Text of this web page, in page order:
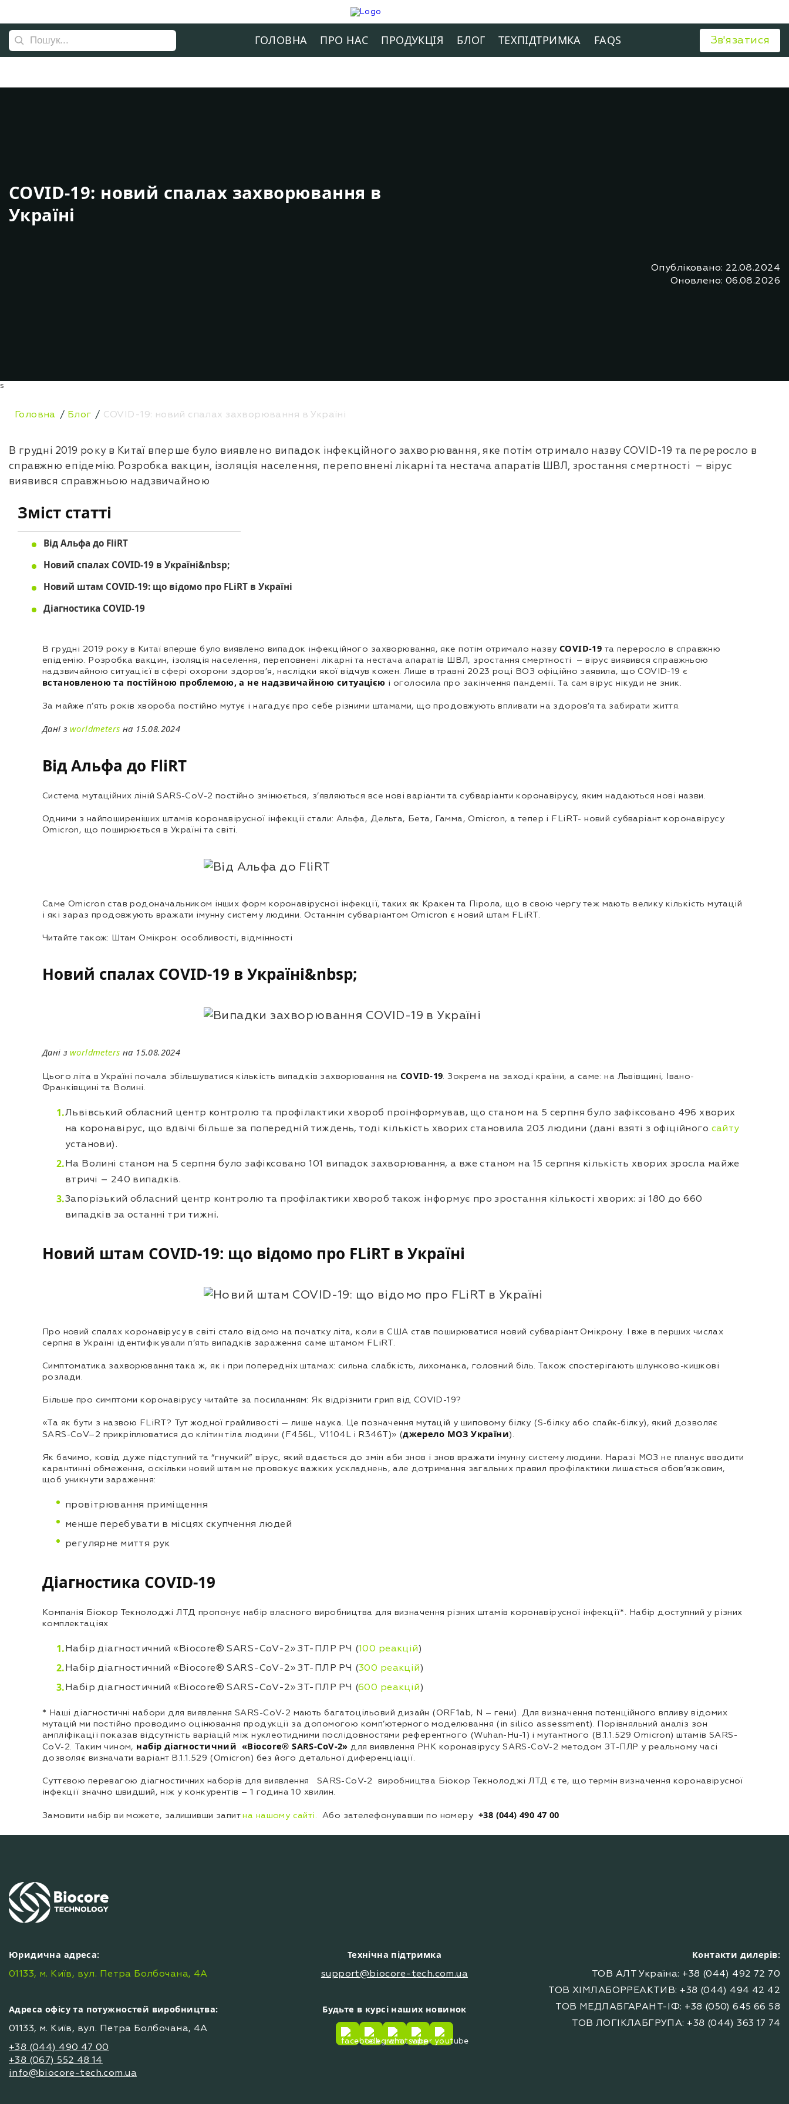
ГОЛОВНА ПРО НАС ПРОДУКЦIЯ БЛОГ ТЕХПІДТРИМКА FAQS Зв'язатися
COVID-19: новий спалах захворювання в
Україні
Опубліковано: 22.08.2024
Оновлено: 06.08.2026
s
Головна Блог COVID-19: новий спалах захворювання в Україні
В грудні 2019 року в Китаї вперше було виявлено випадок інфекційного захворювання, яке потім отримало назву COVID-19 та переросло в
справжню епідемію. Розробка вакцин, ізоляція населення, переповнені лікарні та нестача апаратів ШВЛ, зростання смертності – вірус
виявився справжньою надзвичайною
Зміст статті
Від Альфа до FliRT
Новий спалах COVID-19 в Україні&nbsp;
Новий штам COVID-19: що відомо про FLiRT в Україні
Діагностика COVID-19
В грудні 2019 року в Китаї вперше було виявлено випадок інфекційного захворювання, яке потім отримало назву COVID-19 та переросло в справжню
епідемію. Розробка вакцин, ізоляція населення, переповнені лікарні та нестача апаратів ШВЛ, зростання смертності – вірус виявився справжньою
надзвичайною ситуацієї в сфері охорони здоров’я, наслідки якої відчув кожен. Лише в травні 2023 році ВОЗ офіційно заявила, що COVID-19 є
встановленою та постійною проблемою, а не надзвичайною ситуацією і оголосила про закінчення пандемії. Та сам вірус нікуди не зник.
За майже п’ять років хвороба постійно мутує і нагадує про себе різними штамами, що продовжують впливати на здоров’я та забирати життя.
Дані з worldmeters на 15.08.2024
Від Альфа до FliRT
Система мутаційних ліній SARS-CoV-2 постійно змінюється, з’являються все нові варіанти та субваріанти коронавірусу, яким надаються нові назви.
Одними з найпоширеніших штамів коронавірусної інфекції стали: Альфа, Дельта, Бета, Гамма, Omicron, а тепер і FLiRT- новий субваріант коронавірусу
Omicron, що поширюється в Україні та світі.
Саме Omicron став родоначальником інших форм коронавірусної інфекції, таких як Кракен та Пірола, що в свою чергу теж мають велику кількість мутацій
і які зараз продовжують вражати імунну систему людини. Останнім субваріантом Omicron є новий штам FLiRT.
Читайте також: Штам Омікрон: особливості, відмінності
Новий спалах COVID-19 в Україні&nbsp;
Дані з worldmeters на 15.08.2024
Цього літа в Україні почала збільшуватися кількість випадків захворювання на COVID-19. Зокрема на заході країни, а саме: на Львівщині, Івано-
Франківщині та Волині.
Львівський обласний центр контролю та профілактики хвороб проінформував, що станом на 5 серпня було зафіксовано 496 хворих
на коронавірус, що вдвічі більше за попередній тиждень, тоді кількість хворих становила 203 людини (дані взяті з офіційного сайту
установи).
На Волині станом на 5 серпня було зафіксовано 101 випадок захворювання, а вже станом на 15 серпня кількість хворих зросла майже
втричі – 240 випадків.
Запорізький обласний центр контролю та профілактики хвороб також інформує про зростання кількості хворих: зі 180 до 660
випадків за останні три тижні.
Новий штам COVID-19: що відомо про FLiRT в Україні
Про новий спалах коронавірусу в світі стало відомо на початку літа, коли в США став поширюватися новий субваріант Омікрону. І вже в перших числах
серпня в Україні ідентифікували п’ять випадків зараження саме штамом FLiRT.
Симптоматика захворювання така ж, як і при попередніх штамах: сильна слабкість, лихоманка, головний біль. Також спостерігають шлунково-кишкові
розлади.
Більше про симптоми коронавірусу читайте за посиланням: Як відрізнити грип від COVID-19?
«Та як бути з назвою FLiRT? Тут жодної грайливості — лише наука. Це позначення мутацій у шиповому білку (S-білку або спайк-білку), який дозволяє
SARS-CoV–2 прикріплюватися до клітин тіла людини (F456L, V1104L і R346T)» (джерело МОЗ України).
Як бачимо, ковід дуже підступний та “гнучкий” вірус, який вдається до змін аби знов і знов вражати імунну систему людини. Наразі МОЗ не планує вводити
карантинні обмеження, оскільки новий штам не провокує важких ускладнень, але дотримання загальних правил профілактики лишається обов’язковим,
щоб уникнути зараження:
провітрювання приміщення
менше перебувати в місцях скупчення людей
регулярне миття рук
Діагностика COVID-19
Компанія Біокор Текнолоджі ЛТД пропонує набір власного виробництва для визначення різних штамів коронавірусної інфекції*. Набір доступний у різних
комплектаціях
Набір діагностичний «Biocore® SARS-CoV-2» ЗТ-ПЛР РЧ (100 реакцій)
Набір діагностичний «Biocore® SARS-CoV-2» ЗТ-ПЛР РЧ (300 реакцій)
Набір діагностичний «Biocore® SARS-CoV-2» ЗТ-ПЛР РЧ (600 реакцій)
* Наші діагностичні набори для виявлення SARS-CoV-2 мають багатоцільовий дизайн (ORF1ab, N – гени). Для визначення потенційного впливу відомих
мутацій ми постійно проводимо оцінювання продукції за допомогою комп’ютерного моделювання (in silico assessment). Порівняльний аналіз зон
ампліфікації показав відсутність варіацій між нуклеотидними послідовностями референтного (Wuhan-Hu-1) i мутантного (В.1.1.529 Omicron) штамів SARS-
CoV-2. Таким чином, набір діагностичний «Biocore® SARS-CoV-2» для виявлення РНК коронавірусу SARS-CoV-2 методом ЗТ-ПЛР у реальному часі
дозволяє визначати варіант В.1.1.529 (Omicron) без його детальної диференціації.
Суттєвою перевагою діагностичних наборів для виявлення SARS-CoV-2 виробництва Біокор Текнолоджі ЛТД є те, що термін визначення коронавірусної
інфекції значно швидший, ніж у конкурентів – 1 година 10 хвилин.
Замовити набір ви можете, залишивши запитна нашому сайті. Або зателефонувавши по номеру +38 (044) 490 47 00
Юридична адреса:
01133, м. Київ, вул. Петра Болбочана, 4А
Адреса офісу та потужностей виробництва:
01133, м. Київ, вул. Петра Болбочана, 4А
+38 (044) 490 47 00
+38 (067) 552 48 14
info@biocore-tech.com.ua
Технічна підтримка
support@biocore-tech.com.ua
Будьте в курсі наших новинок
Контакти дилерів:
ТОВ АЛТ Україна: +38 (044) 492 72 70
ТОВ ХІМЛАБОРРЕАКТИВ: +38 (044) 494 42 42
ТОВ МЕДЛАБГАРАНТ-ІФ: +38 (050) 645 66 58
ТОВ ЛОГІКЛАБГРУПА: +38 (044) 363 17 74